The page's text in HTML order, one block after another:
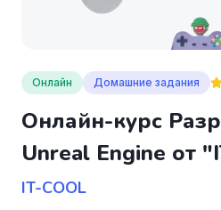
Онлайн Домашние задания
Онлайн-курс
Unreal Engine от
IT-COOL